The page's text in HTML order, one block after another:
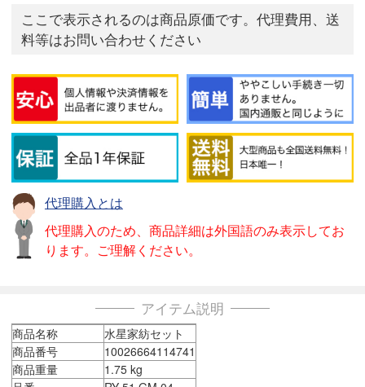
ここで表示されるのは商品原価です。代理費用、送
料等はお問い合わせください
代理購入とは
代理購入のため、商品詳細は外国語のみ表示してお
ります。ご理解ください。
アイテム説明
商品名称
水星家紡セット
商品番号
10026664114741
商品重量
1.75 kg